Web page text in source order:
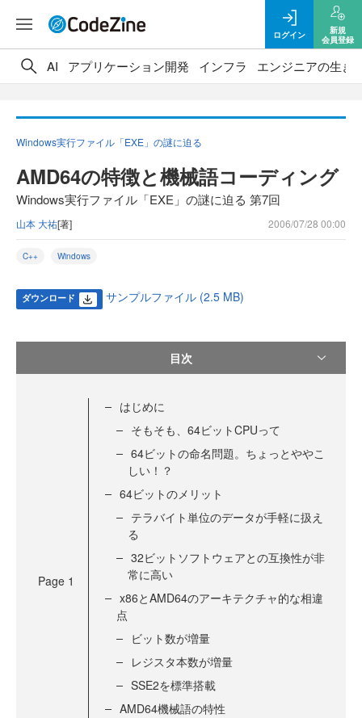
ログイン
新規
会員登録
AI アプリケーション開発 インフラ エンジニアの生き
Windows実行ファイル「EXE」の謎に迫る
AMD64の特徴と機械語コーディング
Windows実行ファイル「EXE」の謎に迫る 第7回
山本 大祐[著] 2006/07/28 00:00
C++ Windows
ダウンロード サンプルファイル (2.5 MB)
目次
Page 1
はじめに
そもそも、64ビットCPUって
64ビットの命名問題。ちょっとややこ
しい！？
64ビットのメリット
テラバイト単位のデータが手軽に扱え
る
32ビットソフトウェアとの互換性が非
常に高い
x86とAMD64のアーキテクチャ的な相違
点
ビット数が増量
レジスタ本数が増量
SSE2を標準搭載
AMD64機械語の特性